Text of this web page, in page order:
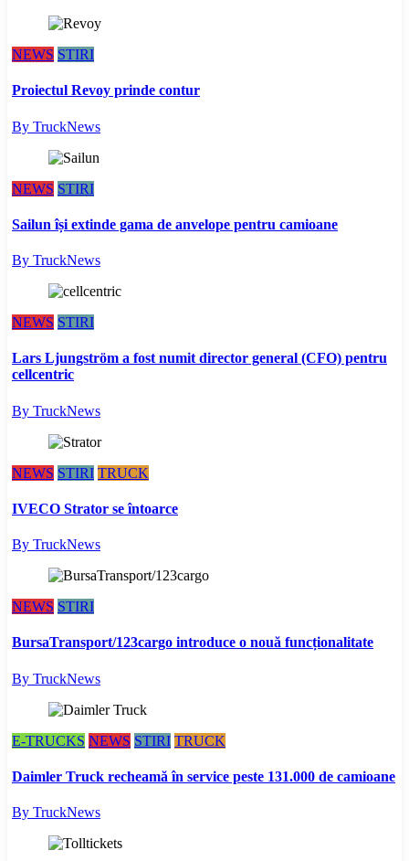
NEWS STIRI
Proiectul Revoy prinde contur
By TruckNews
NEWS STIRI
Sailun își extinde gama de anvelope pentru camioane
By TruckNews
NEWS STIRI
Lars Ljungström a fost numit director general (CFO) pentru
cellcentric
By TruckNews
NEWS STIRI TRUCK
IVECO Strator se întoarce
By TruckNews
NEWS STIRI
BursaTransport/123cargo introduce o nouă funcționalitate
By TruckNews
E-TRUCKS NEWS STIRI TRUCK
Daimler Truck recheamă în service peste 131.000 de camioane
By TruckNews